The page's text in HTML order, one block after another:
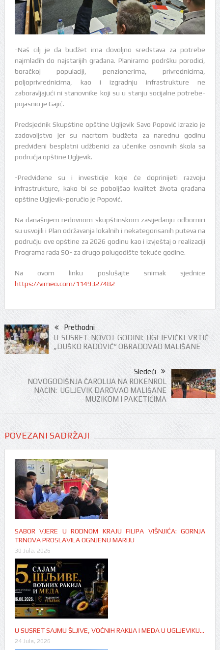
-Naš cilj je da budžet ima dovoljno sredstava za potrebe
najmlađih do najstarijih građana. Planiramo podršku porodici,
boračkoj populaciji, penzionerima, privrednicima,
poljoprivrednicima, kao i izgradnju infrastrukture ne
zaboravljajući ni stanovnike koji su u stanju socijalne potrebe-
pojasnio je Gajić.
Predsjednik Skupštine opštine Ugljevik Savo Popović izrazio je
zadovoljstvo jer su nacrtom budžeta za narednu godinu
predviđeni besplatni udžbenici za učenike osnovnih škola sa
područja opštine Ugljevik.
-Predviđene su i investicije koje će doprinijeti razvoju
infrastrukture, kako bi se poboljšao kvalitet života građana
opštine Ugljevik-poručio je Popović.
Na današnjem redovnom skupštinskom zasijedanju odbornici
su usvojili i Plan održavanja lokalnih i nekategorisanih puteva na
području ove opštine za 2026 godinu kao i izvještaj o realizaciji
Programa rada SO- za drugo polugodište tekuće godine.
Na ovom linku poslušajte snimak sjednice
https://vimeo.com/1149327482
Prethodni
U SUSRET NOVOJ GODINI: UGLJEVIČKI VRTIĆ
„DUŠKO RADOVIĆ“ OBRADOVAO MALIŠANE
Sledeći
NOVOGODIŠNJA ČAROLIJA NA ROKENROL
NAČIN: UGLJEVIK DAROVAO MALIŠANE
MUZIKOM I PAKETIĆIMA
POVEZANI SADRŽAJI
SABOR VJERE U RODNOM KRAJU FILIPA VIŠNJIĆA: GORNJA
TRNOVA PROSLAVILA OGNJENU MARIJU
30 Jula, 2026
U SUSRET SAJMU ŠLJIVE, VOĆNIH RAKIJA I MEDA U UGLJEVIKU…
24 Jula, 2026